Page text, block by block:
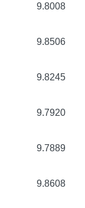
9.8008
9.8506
9.8245
9.7920
9.7889
9.8608